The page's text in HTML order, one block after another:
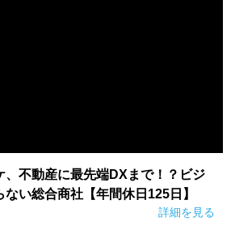
、不動産に最先端DXまで！？ビジ
い総合商社【年間休日125日】
詳細を見る